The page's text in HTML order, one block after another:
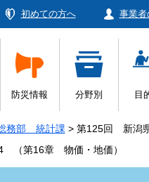
初めての方へ 事業者
防災情報 分野別 目
務部 統計課 > 第125回 新潟
（第16章 物価・地価）